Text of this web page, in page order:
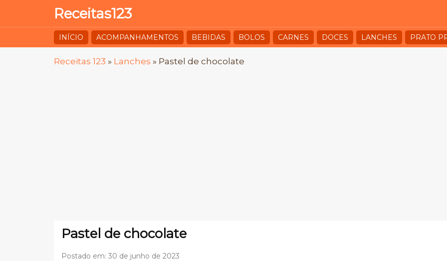
Receitas123
INÍCIO ACOMPANHAMENTOS BEBIDAS BOLOS CARNES DOCES LANCHES PRATO
Receitas 123 » Lanches » Pastel de chocolate
Pastel de chocolate
Postado em: 30 de junho de 2023